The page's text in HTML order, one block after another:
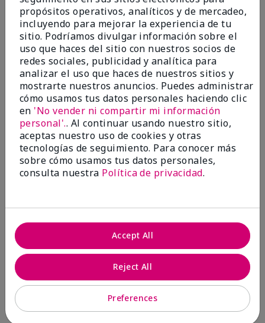
This mascara changed the way I see my lashes! It
makes them thicker, longer, and just WOW! I'm so
excited to have found a mascara that I love! Don't
over think it, just buy it and thank yourself later!
Mostrar Traducción
ConclusiónSí, recomendaría a un amigo
¿Le ha resultado útil esta
opinión?
11 0
Marcar esta opinión
2
Smudges and flakes
porMaryS
Evaluado en
propósitos operativos, analíticos y de mercadeo,
incluyendo para mejorar la experiencia de tu
sitio. Podríamos divulgar información sobre el
uso que haces del sitio con nuestros socios de
redes sociales, publicidad y analítica para
analizar el uso que haces de nuestros sitios y
mostrarte nuestros anuncios. Puedes administrar
cómo usamos tus datos personales haciendo clic
en 'No vender ni compartir mi información
personal'.. Al continuar usando nuestro sitio,
aceptas nuestro uso de cookies y otras
tecnologías de seguimiento. Para conocer más
sobre cómo usamos tus datos personales,
consulta nuestra Política de privacidad.
Preferences
Reject All
Accept All